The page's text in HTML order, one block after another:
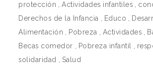
protección , Actividades infantiles ,
Derechos de la Infancia , Educo ,
Alimentación , Pobreza , Actividades ,
Becas comedor , Pobreza infantil ,
solidaridad , Salud